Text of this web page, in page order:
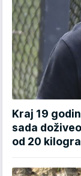
Kraj 19
sada
od 20